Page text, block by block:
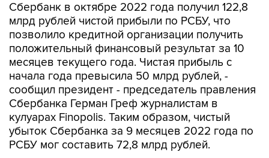
Сбербанк в октябре 2022 года получил 122,8
млрд рублей чистой прибыли по РСБУ, что
позволило кредитной организации получить
положительный финансовый результат за 10
месяцев текущего года. Чистая прибыль с
начала года превысила 50 млрд рублей, -
сообщил президент - председатель правления
Сбербанка Герман Греф журналистам в
кулуарах Finopolis. Таким образом, чистый
убыток Сбербанка за 9 месяцев 2022 года по
РСБУ мог составить 72,8 млрд рублей.